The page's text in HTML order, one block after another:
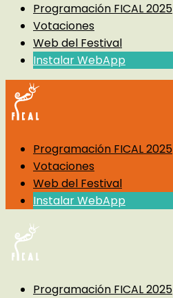
Programación FICAL 2025
Votaciones
Web del Festival
Instalar WebApp
Programación FICAL 2025
Votaciones
Web del Festival
Instalar WebApp
Programación FICAL 2025